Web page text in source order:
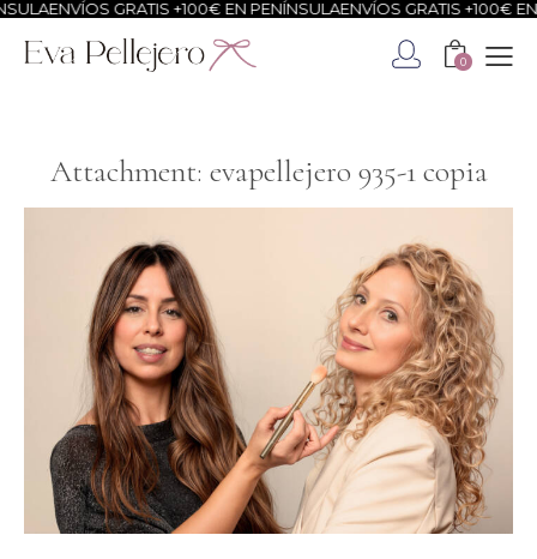
ENVÍOS GRATIS +100€ EN PENÍNSULA ENVÍOS GRATIS +100€ EN
0
Attachment: evapellejero 935-1 copia